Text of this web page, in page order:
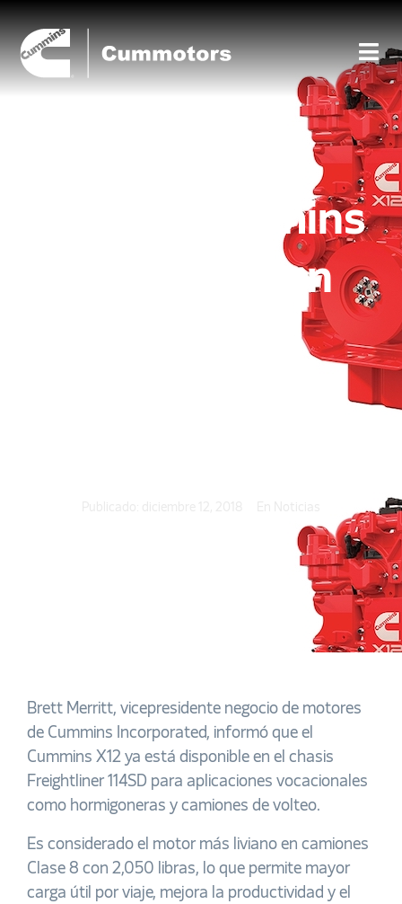
motor Cummins
de clase 8 en
Brett Merritt, vicepresidente negocio de motores
de Cummins Incorporated, informó que el
Cummins X12 ya está disponible en el chasis
Freightliner 114SD para aplicaciones vocacionales
como hormigoneras y camiones de volteo.
Es considerado el motor más liviano en camiones
Clase 8 con 2,050 libras, lo que permite mayor
carga útil por viaje, mejora la productividad y el